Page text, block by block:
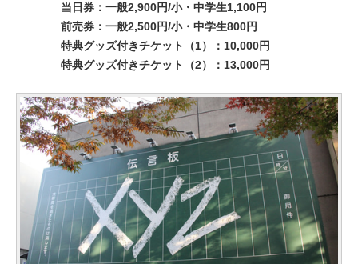
当日券：一般2,900円/小・中学生1,100円
前売券：一般2,500円/小・中学生800円
特典グッズ付きチケット（1）：10,000円
特典グッズ付きチケット（2）：13,000円